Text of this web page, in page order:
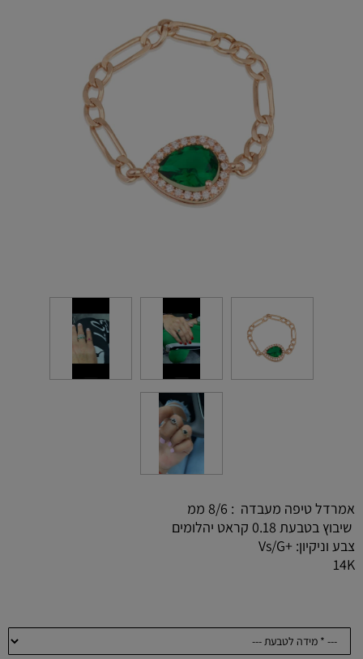
אמרדל טיפה מעבדה : 8/6 ממ
שיבוץ בטבעת 0.18 קראט יהלומים
צבע וניקיון: +Vs/G
14K